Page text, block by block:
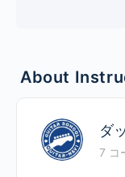
About
ダ
7 コ